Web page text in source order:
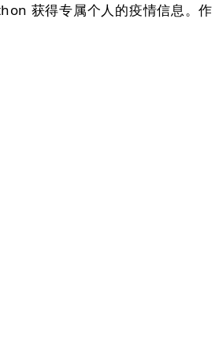
获得专属个人的疫情信息。作